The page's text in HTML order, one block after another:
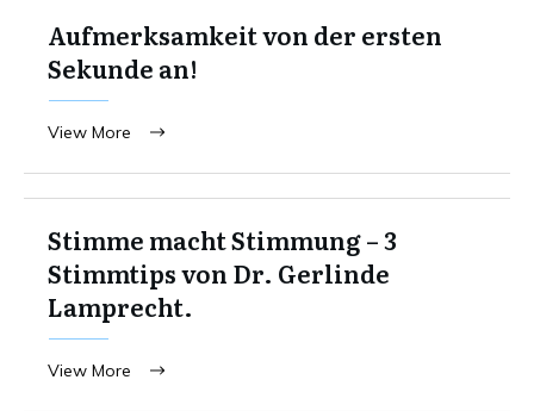
Aufmerksamkeit von der ersten
Sekunde an!
View More
Stimme macht Stimmung – 3
Stimmtips von Dr. Gerlinde
Lamprecht.
View More